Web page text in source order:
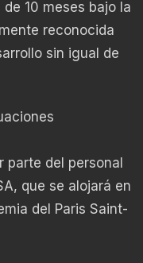
10 meses bajo la
reconocida
sin igual de
parte del personal
que se alojará en
del Paris Saint-